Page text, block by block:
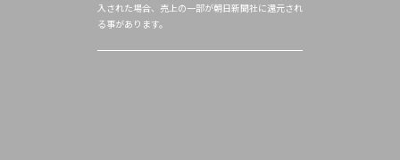
入された場合、売上の一部が朝日新聞社に還元され
る事があります。